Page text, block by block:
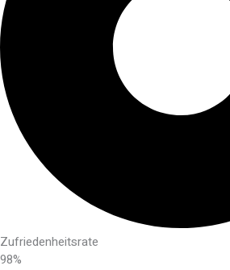
Zufriedenheitsrate
98%